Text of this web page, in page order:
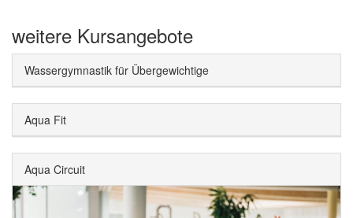
weitere Kursangebote
Wassergymnastik für Übergewichtige
Aqua Fit
Aqua Circuit